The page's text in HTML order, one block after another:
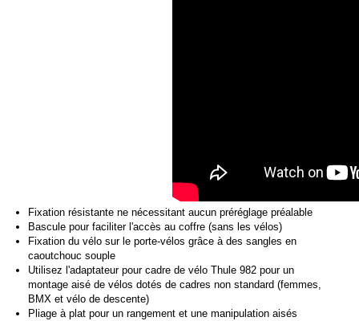
Fixation résistante ne nécessitant aucun préréglage préalable
Bascule pour faciliter l'accès au coffre (sans les vélos)
Fixation du vélo sur le porte-vélos grâce à des sangles en
caoutchouc souple
Utilisez l'adaptateur pour cadre de vélo Thule 982 pour un
montage aisé de vélos dotés de cadres non standard (femmes,
BMX et vélo de descente)
Pliage à plat pour un rangement et une manipulation aisés